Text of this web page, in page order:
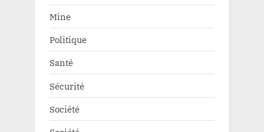
Mine
Politique
Santé
Sécurité
Société